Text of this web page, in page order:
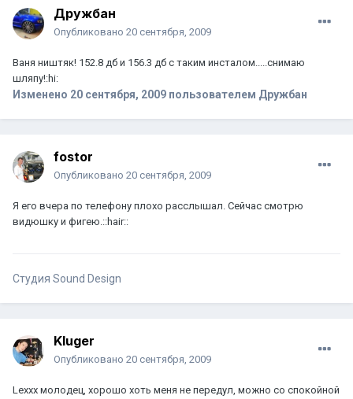
Дружбан
Опубликовано 20 сентября, 2009
Ваня ништяк! 152.8 дб и 156.3 дб с таким инсталом.....снимаю
шляпу!:hi:
Изменено 20 сентября, 2009 пользователем Дружбан
fostor
Опубликовано 20 сентября, 2009
Я его вчера по телефону плохо расслышал. Сейчас смотрю
видюшку и фигею.::hair::
Студия Sound Design
Kluger
Опубликовано 20 сентября, 2009
Lexxx молодец, хорошо хоть меня не передул, можно со спокойной